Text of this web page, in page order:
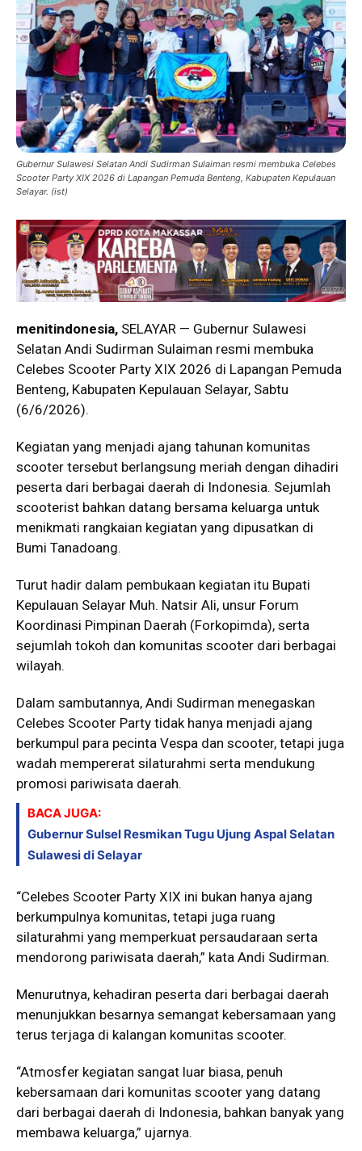
Gubernur Sulawesi Selatan Andi Sudirman Sulaiman resmi membuka Celebes
Scooter Party XIX 2026 di Lapangan Pemuda Benteng, Kabupaten Kepulauan
Selayar. (ist)
menitindonesia, SELAYAR — Gubernur Sulawesi
Selatan Andi Sudirman Sulaiman resmi membuka
Celebes Scooter Party XIX 2026 di Lapangan Pemuda
Benteng, Kabupaten Kepulauan Selayar, Sabtu
(6/6/2026).
Kegiatan yang menjadi ajang tahunan komunitas
scooter tersebut berlangsung meriah dengan dihadiri
peserta dari berbagai daerah di Indonesia. Sejumlah
scooterist bahkan datang bersama keluarga untuk
menikmati rangkaian kegiatan yang dipusatkan di
Bumi Tanadoang.
Turut hadir dalam pembukaan kegiatan itu Bupati
Kepulauan Selayar Muh. Natsir Ali, unsur Forum
Koordinasi Pimpinan Daerah (Forkopimda), serta
sejumlah tokoh dan komunitas scooter dari berbagai
wilayah.
Dalam sambutannya, Andi Sudirman menegaskan
Celebes Scooter Party tidak hanya menjadi ajang
berkumpul para pecinta Vespa dan scooter, tetapi juga
wadah mempererat silaturahmi serta mendukung
promosi pariwisata daerah.
BACA JUGA:
Gubernur Sulsel Resmikan Tugu Ujung Aspal Selatan
Sulawesi di Selayar
“Celebes Scooter Party XIX ini bukan hanya ajang
berkumpulnya komunitas, tetapi juga ruang
silaturahmi yang memperkuat persaudaraan serta
mendorong pariwisata daerah,” kata Andi Sudirman.
Menurutnya, kehadiran peserta dari berbagai daerah
menunjukkan besarnya semangat kebersamaan yang
terus terjaga di kalangan komunitas scooter.
“Atmosfer kegiatan sangat luar biasa, penuh
kebersamaan dari komunitas scooter yang datang
dari berbagai daerah di Indonesia, bahkan banyak yang
membawa keluarga,” ujarnya.